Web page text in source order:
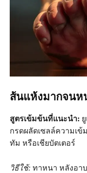
ส้นแห้งมากจนห
สูตรเข้มข้นที่แนะนํา:
กรดผลัดเซลล์ความเ
ทัม หรือเชียบัตเตอร์
วิธีใช้: ทาหนา หลังอา